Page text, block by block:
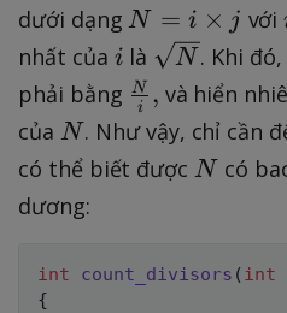
dưới dạngN
=
i
\
ti
m
j
N = i × j với
nhất của i
i là \
q
r
t
}
N . Khi
phải bằng \
fr
c
}
i
N , và hiển
của N
N. Như vậy, chỉ cần
có thể biết đượcN
N có
dương:
int count_divisors ( int
{